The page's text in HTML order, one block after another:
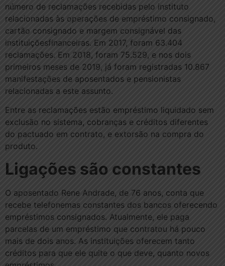
número de reclamações recebidas pelo instituto
relacionadas às operações de empréstimo consignado,
cartão consignado e margem consignável das
instituiçõesfinanceiras. Em 2017, foram 63.404
reclamações. Em 2018, foram 75.529, e nos dois
primeiros meses de 2019, já foram registradas 10.867
manifestações de aposentados e pensionistas
relacionadas a este assunto.
Entre as reclamações estão empréstimo liquidado sem
exclusão no sistema, cobranças e créditos diferentes
do pactuado em contrato, e extorsão na compra do
produto.
Ligações são constantes
O aposentado Rene Andrade, de 76 anos, conta que
recebe telefonemas constantes dos bancos oferecendo
empréstimos consignados. Atualmente, ele paga
parcelas de um empréstimo que contratou há pouco
mais de dois anos. As instituições oferecem tanto
créditos para que ele quite o que deve, quanto novos